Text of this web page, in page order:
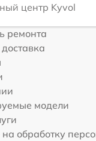
центр Kyvol
ремонта
модели
на обработку